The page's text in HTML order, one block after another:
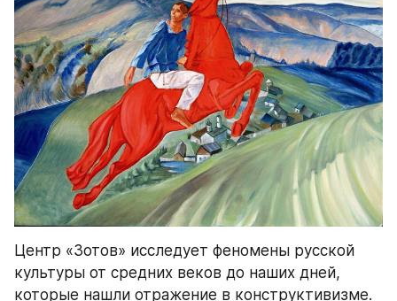
Центр «Зотов» исследует феномены русской
культуры от средних веков до наших дней,
которые нашли отражение в конструктивизме.